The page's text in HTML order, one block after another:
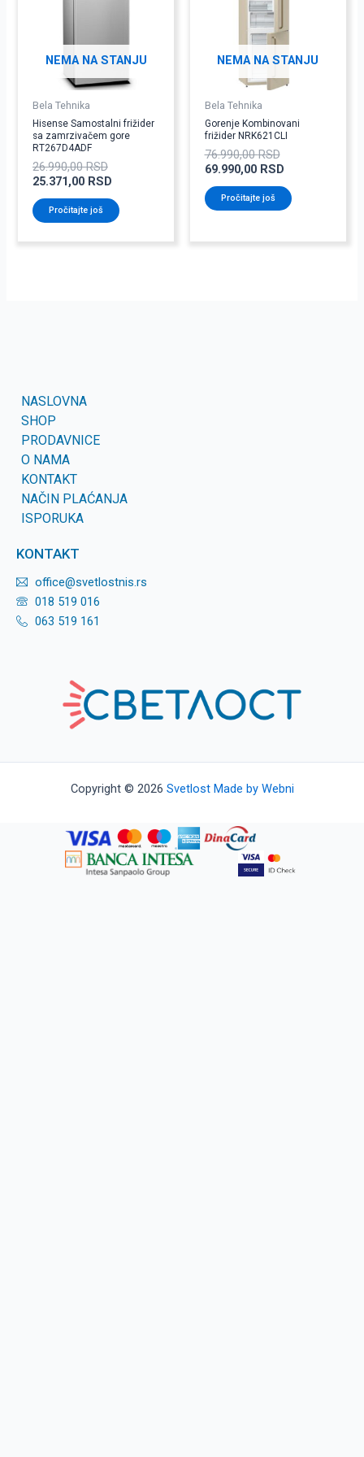
NEMA NA STANJU
Bela Tehnika
Hisense Samostalni frižider
sa zamrzivačem gore
RT267D4ADF
26.990,00RSD
25.371,00 RSD
Pročitajte još
NEMA NA STANJU
Bela Tehnika
Gorenje Kombinovani
frižider NRK621CLI
76.990,00RSD
69.990,00 RSD
Pročitajte još
NASLOVNA
SHOP
PRODAVNICE
O NAMA
KONTAKT
NAČIN PLAĆANJA
ISPORUKA
KONTAKT
office@svetlostnis.rs
018 519 016
063 519 161
Copyright © 2026 Svetlost Made by Webni